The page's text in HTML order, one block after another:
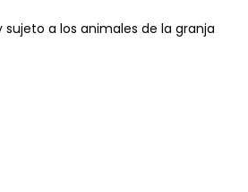
sujeto a los animales de la granja